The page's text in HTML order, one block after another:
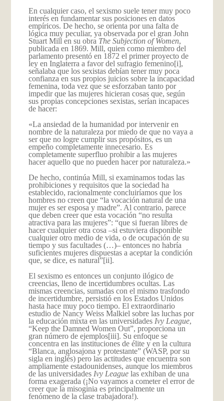
En cualquier caso, el sexismo suele tener muy poco
interés en fundamentar sus posiciones en datos
empíricos. De hecho, se orienta por una falta de
lógica muy peculiar, ya observada por el gran John
Stuart Mill en su obra The Subjection of Women,
publicada en 1869. Mill, quien como miembro del
parlamento presentó en 1872 el primer proyecto de
ley en Inglaterra a favor del sufragio femenino[i],
señalaba que los sexistas debían tener muy poca
confianza en sus propios juicios sobre la incapacidad
femenina, toda vez que se esforzaban tanto por
impedir que las mujeres hicieran cosas que, según
sus propias concepciones sexistas, serían incapaces
de hacer:
«La ansiedad de la humanidad por intervenir en
nombre de la naturaleza por miedo de que no vaya a
ser que no logre cumplir sus propósitos, es un
empeño completamente innecesario. Es
completamente superfluo prohibir a las mujeres
hacer aquello que no pueden hacer por naturaleza.»
De hecho, continúa Mill, si examinamos todas las
prohibiciones y requisitos que la sociedad ha
establecido, racionalmente concluiríamos que los
hombres no creen que “la vocación natural de una
mujer es ser esposa y madre”. Al contrario, parece
que deben creer que esta vocación “no resulta
atractiva para las mujeres”: “que si fueran libres de
hacer cualquier otra cosa –si estuviera disponible
cualquier otro medio de vida, o de ocupación de su
tiempo y sus facultades (…)– entonces no habría
suficientes mujeres dispuestas a aceptar la condición
que, se dice, es natural”[ii].
El sexismo es entonces un conjunto ilógico de
creencias, lleno de incertidumbres ocultas. Las
mismas creencias, sumadas con el mismo trasfondo
de incertidumbre, persistió en los Estados Unidos
hasta hace muy poco tiempo. El extraordinario
estudio de Nancy Weiss Malkiel sobre las luchas por
la educación mixta en las universidades Ivy League,
“Keep the Damned Women Out”, proporciona un
gran número de ejemplos[iii]. Su enfoque se
concentra en las instituciones de élite y en la cultura
“Blanca, anglosajona y protestante” (WASP, por su
sigla en inglés) pero las actitudes que encuentra son
ampliamente estadounidenses, aunque los miembros
de las universidades Ivy Leaguelas exhiban de una
forma exagerada (¡No vayamos a cometer el error de
creer que la misoginia es principalmente un
fenómeno de la clase trabajadora!).